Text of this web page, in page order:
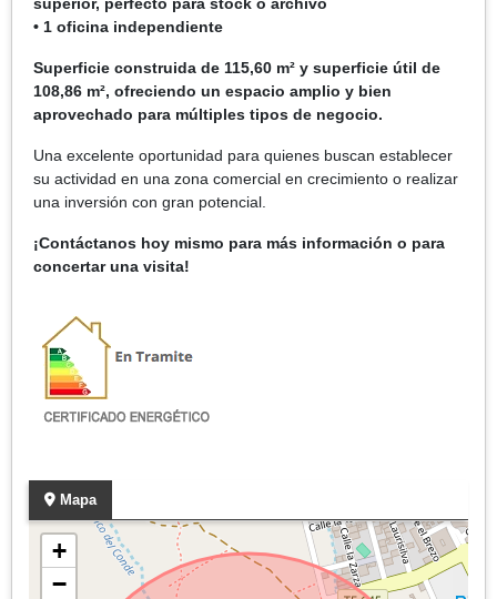
• 1 oficina independiente
Superficie construida de 115,60 m² y superficie útil de
108,86 m², ofreciendo un espacio amplio y bien
aprovechado para múltiples tipos de negocio.
Una excelente oportunidad para quienes buscan establecer
su actividad en una zona comercial en crecimiento o realizar
una inversión con gran potencial.
¡Contáctanos hoy mismo para más información o para
concertar una visita!
Mapa
+
−